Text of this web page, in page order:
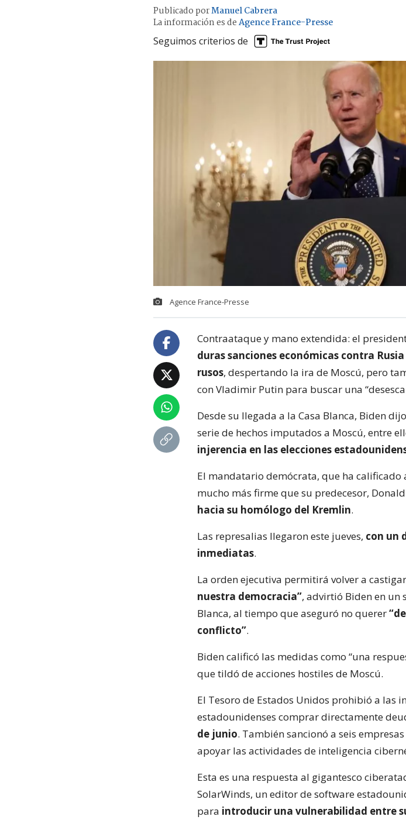
Publicado porManuel Cabrera
La información es deAgence France-Presse
Seguimos criterios de
Agence France-Presse
Contraataque y mano extendida: el
duras sanciones económicas contra
rusos, despertando la ira de Moscú, pero
con Vladimir Putin para buscar una
Desde su llegada a la Casa Blanca, Biden
serie de hechos imputados a Moscú, entre
injerencia en las elecciones
El mandatario demócrata, que ha calificado
mucho más firme que su predecesor,
hacia su homólogo del Kremlin.
Las represalias llegaron este jueves, con un
inmediatas.
La orden ejecutiva permitirá volver a
nuestra democracia”, advirtió Biden en un
Blanca, al tiempo que aseguró no querer
conflicto”.
Biden calificó las medidas como “una
que tildó de acciones hostiles de Moscú.
El Tesoro de Estados Unidos prohibió a las
estadounidenses comprar directamente
de junio. También sancionó a seis
apoyar las actividades de inteligencia
Esta es una respuesta al gigantesco
SolarWinds, un editor de software
para introducir una vulnerabilidad entre